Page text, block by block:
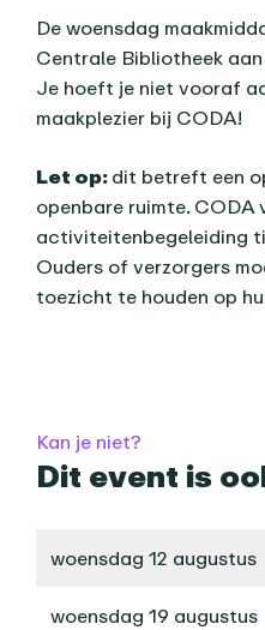
De woensdag
Centrale Bibliotheek
Je hoeft je niet vooraf
maakplezier bij CODA!
Let op: dit betreft een
openbare ruimte. CODA
activiteitenbegeleiding
Ouders of verzorgers
toezicht te houden op
Kan je niet?
Dit event is
woensdag 12 augustus
woensdag 19 augustus